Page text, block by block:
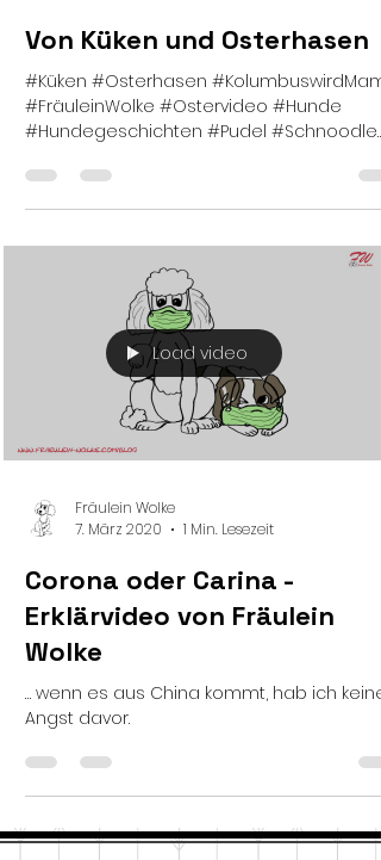
Von Küken und Osterhasen
#Küken #Osterhasen
#FräuleinWolke #Ostervideo #Hunde
#Hundegeschichten #Pudel #Schnoodle
Load video
Fräulein Wolke
7. März 2020
1 Min. Lesezeit
Corona oder Carina -
Erklärvideo von Fräulein
Wolke
… wenn es aus China kommt, hab ich keine
Angst davor.